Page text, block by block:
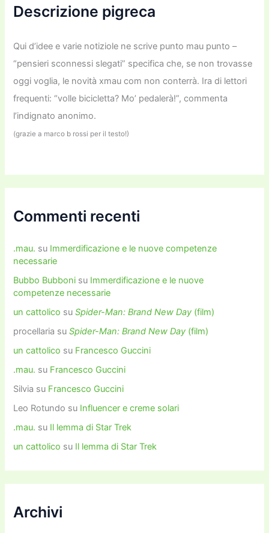
Descrizione pigreca
Qui d’idee e varie notiziole ne scrive punto mau punto –
“pensieri sconnessi slegati” specifica che, se non trovasse
oggi voglia, le novità xmau com non conterrà. Ira di lettori
frequenti: “volle bicicletta? Mo’ pedalerà!”, commenta
l’indignato anonimo.
(grazie a marco b rossi per il testo!)
Commenti recenti
.mau. su Immerdificazione e le nuove competenze
necessarie
Bubbo Bubboni su Immerdificazione e le nuove
competenze necessarie
un cattolico suSpider-Man: Brand New Day (film)
procellaria suSpider-Man: Brand New Day (film)
un cattolico su Francesco Guccini
.mau. su Francesco Guccini
Silvia su Francesco Guccini
Leo Rotundo su Influencer e creme solari
.mau. su Il lemma di Star Trek
un cattolico su Il lemma di Star Trek
Archivi